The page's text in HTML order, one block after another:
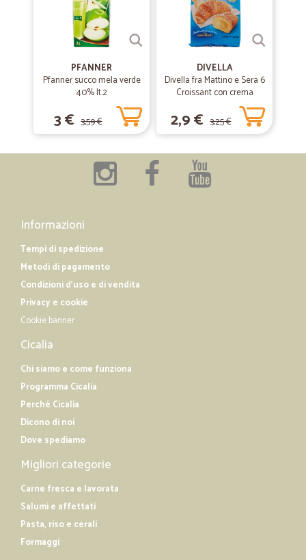
PFANNER
Pfanner succo mela verde
40% lt.2
3 € 3,59 €
DIVELLA
Divella fra Mattino e Sera 6
Croissant con crema
pasticcera 270 gr.
2,9 € 3,25 €
Informazioni
Tempi di spedizione
Metodi di pagamento
Condizioni d'uso e di vendita
Privacy e cookie
Cookie banner
Cicalia
Chi siamo e come funziona
Programma Cicalia
Perché Cicalia
Dicono di noi
Dove spediamo
Migliori categorie
Carne fresca e lavorata
Salumi e affettati
Pasta, riso e cerali
Formaggi